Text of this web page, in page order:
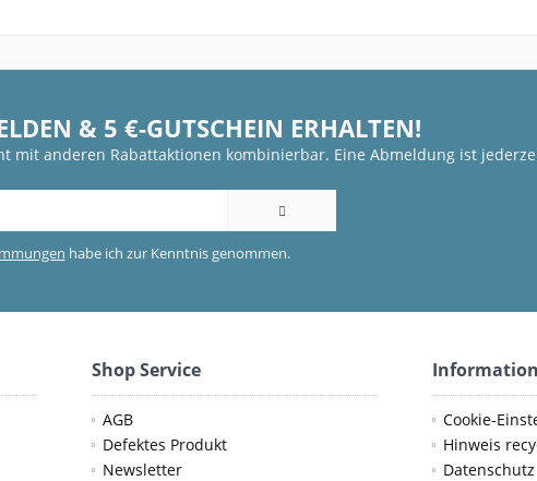
& 5 €-GUTSCHEIN ERHALTEN!
mit anderen Rabattaktionen kombinierbar. Eine Abmeldung ist
habe ich zur Kenntnis genommen.
Shop Service
AGB
Defektes Produkt
Newsletter
Cookie-
Hinweis
Datenschutz